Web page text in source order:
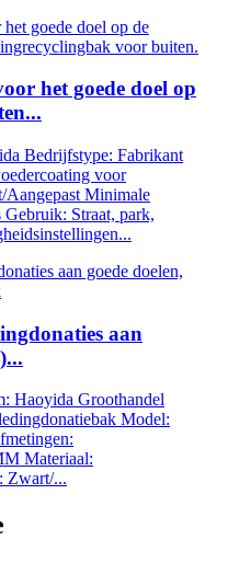
het goede doel op
Bedrijfstype: Fabrikant
voor
Minimale
Gebruik: Straat, park,
aan
Haoyida Groothandel
Model:
Materiaal:
Zwart/...